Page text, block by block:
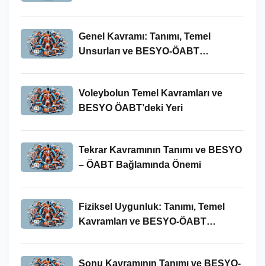
Genel Kavramı: Tanımı, Temel
Unsurları ve BESYO-ÖABT
Voleybolun Temel Kavramları ve
BESYO ÖABT’deki Yeri
Tekrar Kavramının Tanımı ve BESYO
– ÖABT Bağlamında Önemi
Fiziksel Uygunluk: Tanımı, Temel
Kavramları ve BESYO-ÖABT
Sonu Kavramının Tanımı ve BESYO-